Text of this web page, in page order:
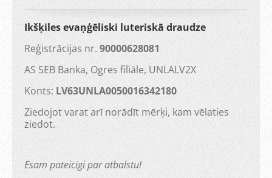
Ikšķiles evaņģēliski luteriskā draudze
Reģistrācijas nr. 90000628081
AS SEB Banka, Ogres filiāle, UNLALV2X
Konts: LV63UNLA0050016342180
Ziedojot varat arī norādīt mērķi, kam vēlaties
ziedot.
Esam pateicīgi par atbalstu!